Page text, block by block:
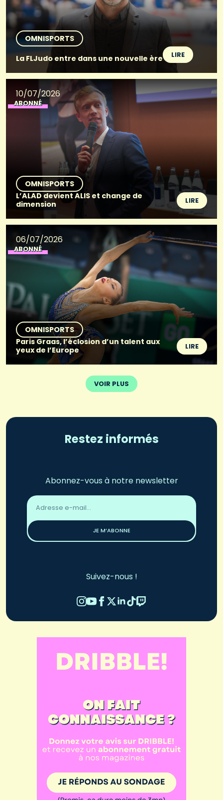
OMNISPORTS
La FLJudo entre dans une nouvelle ère
LIRE
10/07/2026
ABONNÉ
OMNISPORTS
L’ALAD devient ALIS et change de
dimension
LIRE
06/07/2026
ABONNÉ
OMNISPORTS
Paris Graas, l’éclosion d’un talent aux
yeux de l’Europe
LIRE
VOIR PLUS
Restez informés
Abonnez-vous à notre newsletter
Adresse
email
JE M’ABONNE
Suivez-nous !